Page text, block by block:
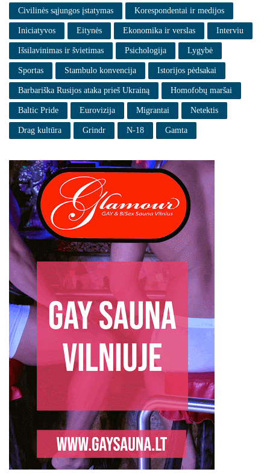
Civilinės sąjungos įstatymas Korespondentai ir medijos
Iniciatyvos Eitynės Ekonomika ir verslas Interviu
Išsilavinimas ir švietimas Psichologija Lygybė
Sportas Stambulo konvencija Istorijos pėdsakai
Barbariška Rusijos ataka prieš Ukrainą Homofobų maršai
Baltic Pride Eurovizija Migrantai Netektis
Drag kultūra Grindr N-18 Gamta